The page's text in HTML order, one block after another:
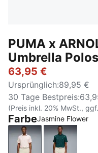
PUMA x
Umbrella
63,95 €
Ursprünglich:89,95 €
30 Tage Bestpreis:
(Preis inkl. 20% MwSt.,
FarbeJasmine Flower
Jasmine Flower
Forest